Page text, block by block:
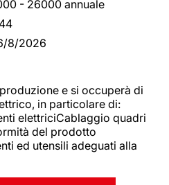
- 26000 annuale
8/2026
e si occuperà di
in particolare di:
elettriciCablaggio quadri
del prodotto
ed utensili adeguati alla